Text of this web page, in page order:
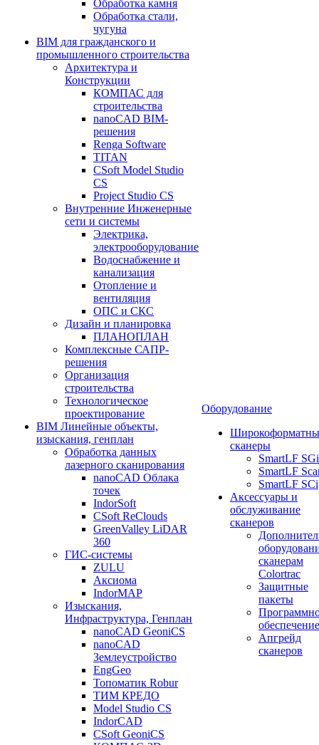
Обработка камня
Обработка стали,
чугуна
BIM для гражданского и
промышленного строительства
Архитектура и
Конструкции
КОМПАС для
строительства
nanoCAD BIM-
решения
Renga Software
TITAN
CSoft Model Studio
CS
Project Studio CS
Внутренние Инженерные
сети и системы
Электрика,
электрооборудование
Водоснабжение и
канализация
Отопление и
вентиляция
ОПС и СКС
Дизайн и планировка
ПЛАНОПЛАН
Комплексные САПР-
решения
Организация
строительства
Технологическое
проектирование
BIM Линейные объекты,
изыскания, генплан
Обработка данных
лазерного сканирования
nanoCAD Облака
точек
IndorSoft
CSoft ReClouds
GreenValley LiDAR
360
ГИС-системы
ZULU
Аксиома
IndorMAP
Изыскания,
Инфраструктура, Генплан
nanoCAD GeoniCS
nanoCAD
Землеустройство
EngGeo
Топоматик Robur
ТИМ КРЕДО
Model Studio CS
IndorCAD
CSoft GeoniCS
Оборудование
сканеры
SmartLF SGi
SmartLF
SmartLF SCi
Аксессуары и
обслуживание
сканеров
сканерам
Colortrac
Защитные
пакеты
обеспечение
Апгрейд
сканеров